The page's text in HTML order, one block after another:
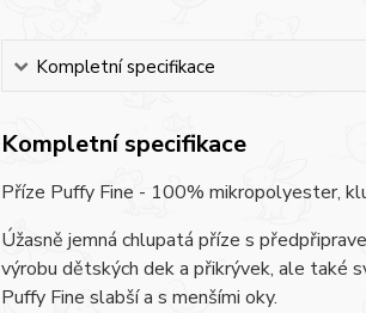
Kompletní specifikace
Kompletní specifikace
Příze Puffy Fine - 100% mikropolyester,
Úžasně jemná chlupatá příze s
výrobu dětských dek a přikrývek, ale také
Puffy Fine slabší a s menšími oky.